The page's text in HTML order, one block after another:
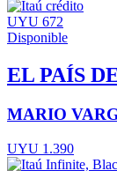
UYU 672
Disponible
EL PAÍS
MARIO
UYU 1.390